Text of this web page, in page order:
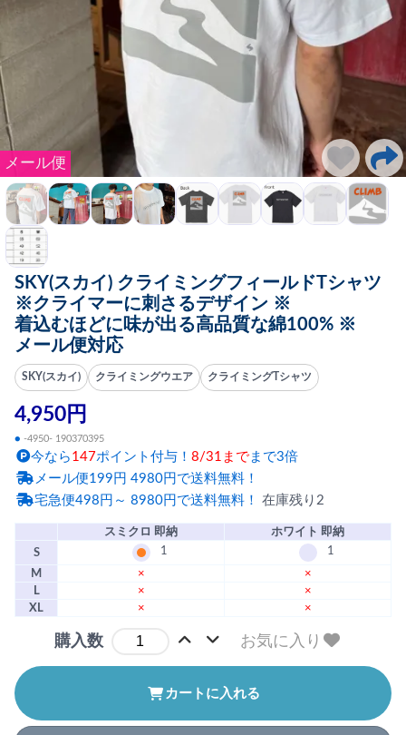
メール便
SKY(スカイ) クライミングフィールドTシャツ
※クライマーに刺さるデザイン ※
着込むほどに味が出る高品質な綿100% ※
メール便対応
SKY(スカイ) クライミングウエア クライミングTシャツ
4,950円
● -4950- 190370395
今なら 147ポイント付与！ 8/31まで まで3倍
メール便199円 4980円で送料無料！
宅急便498円～ 8980円で送料無料！ 在庫残り2
スミクロ 即納
ホワイト 即納
S
1 1
M ×
×
L
×
×
XL
× ×
購入数 お気に入り
カートに入れる